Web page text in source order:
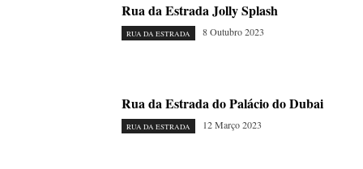
Rua da Estrada Jolly Splash
RUA DA ESTRADA 8 Outubro 2023
Rua da Estrada do Palácio do Dubai
RUA DA ESTRADA 12 Março 2023